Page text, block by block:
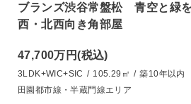
ブランズ渋谷常盤松 青空と緑
西・北西向き角部屋
47,700万円(税込)
3LDK+WIC+SIC / 105.29㎡ / 築10年以内
田園都市線・半蔵門線エリア